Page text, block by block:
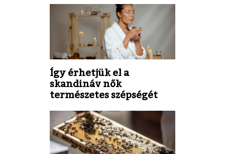
Így érhetjük el a
skandináv nők
természetes szépségét